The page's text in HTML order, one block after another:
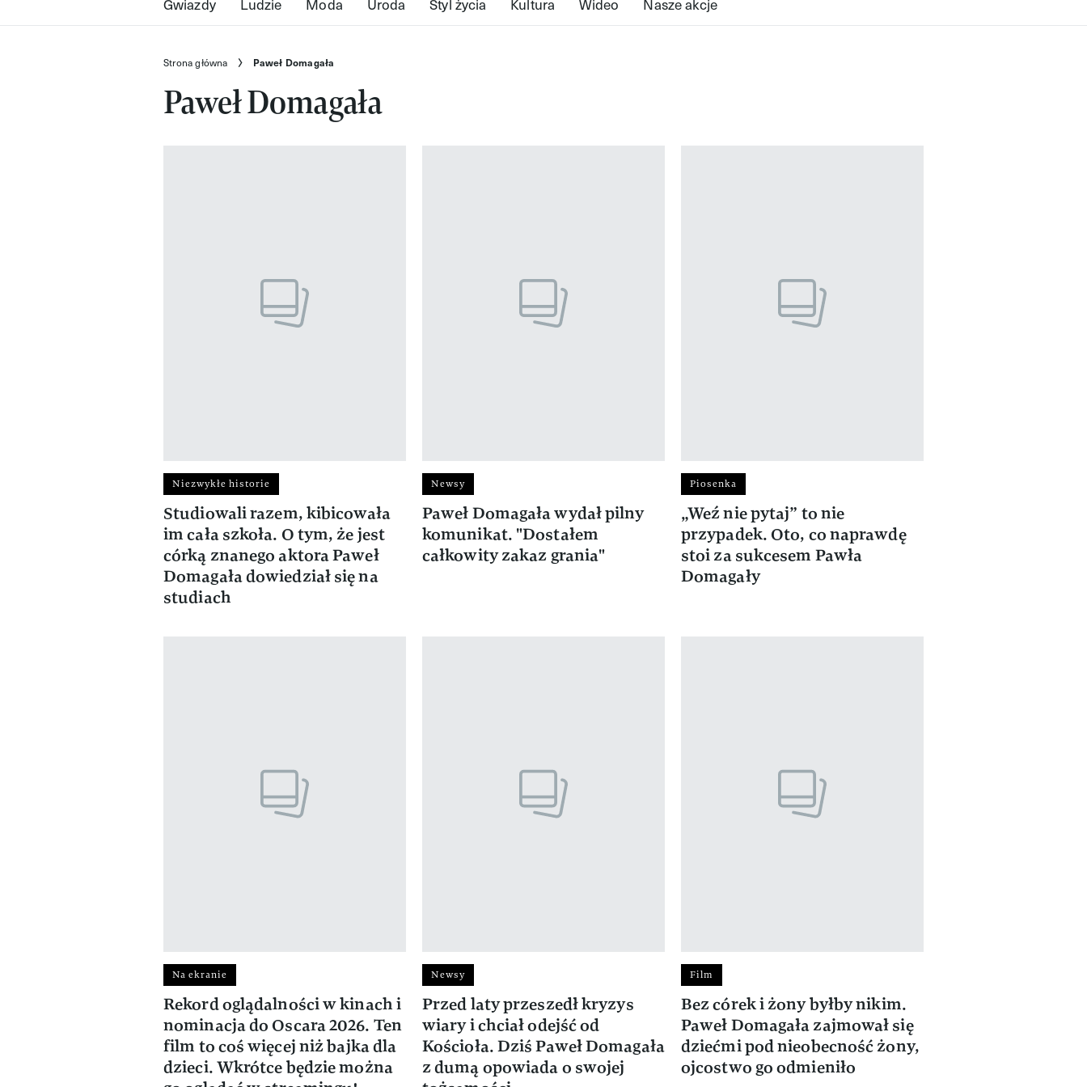
Strona główna Paweł Domagała
Paweł Domagała
Niezwykłe historie
Studiowali razem, kibicowała
im cała szkoła. O tym, że jest
córką znanego aktora Paweł
Domagała dowiedział się na
studiach
Newsy
Paweł Domagała wydał pilny
komunikat. "Dostałem
całkowity zakaz grania"
Piosenka
„Weź nie pytaj” to nie
przypadek. Oto, co naprawdę
stoi za sukcesem Pawła
Domagały
Na ekranie
Rekord oglądalności w kinach i
nominacja do Oscara 2026. Ten
film to coś więcej niż bajka dla
dzieci. Wkrótce będzie można
Newsy
Przed laty przeszedł kryzys
wiary i chciał odejść od
Kościoła. Dziś Paweł Domagała
z dumą opowiada o swojej
Film
Bez córek i żony byłby nikim.
Paweł Domagała zajmował się
dziećmi pod nieobecność żony,
ojcostwo go odmieniło